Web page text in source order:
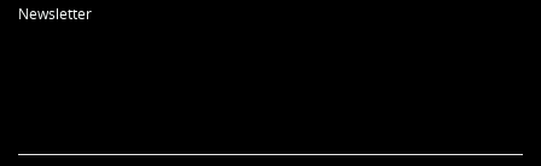
Newsletter